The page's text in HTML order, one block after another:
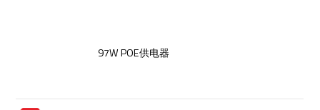
97W POE供电器